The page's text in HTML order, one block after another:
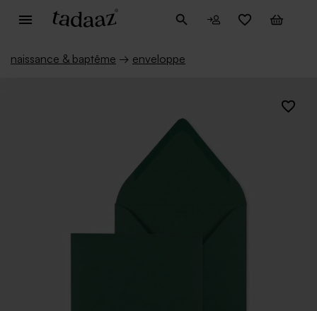
naissance & baptême → enveloppe